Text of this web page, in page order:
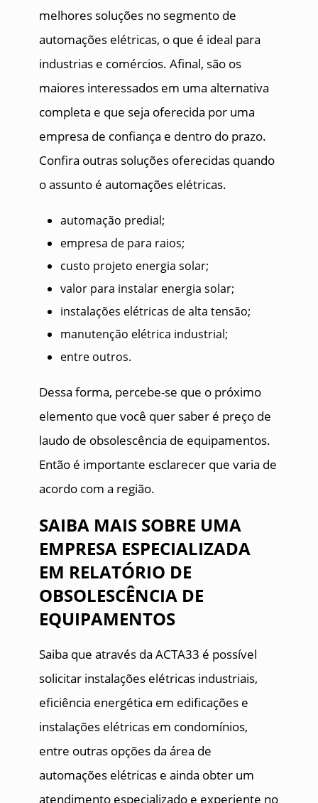
melhores soluções no segmento de
automações elétricas, o que é ideal para
industrias e comércios. Afinal, são os
maiores interessados em uma alternativa
completa e que seja oferecida por uma
empresa de confiança e dentro do prazo.
Confira outras soluções oferecidas quando
o assunto é automações elétricas.
automação predial;
empresa de para raios;
custo projeto energia solar;
valor para instalar energia solar;
instalações elétricas de alta tensão;
manutenção elétrica industrial;
entre outros.
Dessa forma, percebe-se que o próximo
elemento que você quer saber é preço de
laudo de obsolescência de equipamentos.
Então é importante esclarecer que varia de
acordo com a região.
SAIBA MAIS SOBRE UMA
EMPRESA ESPECIALIZADA
EM RELATÓRIO DE
OBSOLESCÊNCIA DE
EQUIPAMENTOS
Saiba que através da ACTA33 é possível
solicitar instalações elétricas industriais,
eficiência energética em edificações e
instalações elétricas em condomínios,
entre outras opções da área de
automações elétricas e ainda obter um
atendimento especializado e experiente no